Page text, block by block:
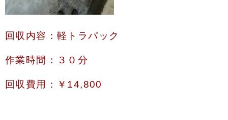
回収内容：軽トラパック
作業時間：３０分
回収費用：￥14,800